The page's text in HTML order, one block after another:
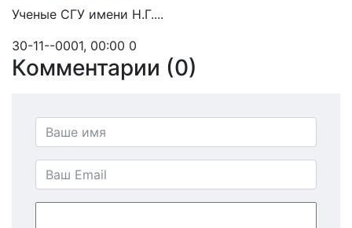
Ученые СГУ имени Н.Г....
30-11--0001, 00:00 0
Комментарии (0)